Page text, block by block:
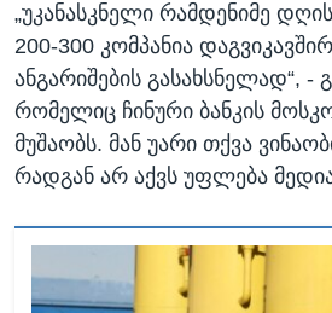
„უკანასკნელი რამდენიმე
200-300 კომპანია
ანგარიშების გასახსნელად“, -
რომელიც ჩინური ბანკის
მუშაობს. მან უარი თქვა
რადგან არ აქვს უფლება